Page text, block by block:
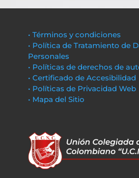
• Términos y condiciones
• Política de Tratamiento de
Personales
• Políticas de derechos de
• Certificado de Accesibilidad
• Políticas de Privacidad Web
• Mapa del Sitio